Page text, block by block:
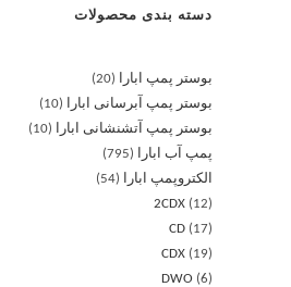
دسته بندی محصولات
بوستر پمپ ابارا
20
بوستر پمپ آبرسانی ابارا
10
بوستر پمپ آتشنشانی ابارا
10
پمپ آب ابارا
795
الکتروپمپ ابارا
54
2CDX
12
CD
17
CDX
19
DWO
6